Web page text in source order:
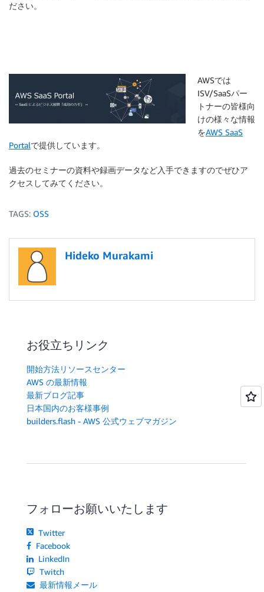
ださい。
AWSでは
ISV/SaaSパー
トナーの皆様向
けの様々な情報
をAWS SaaS
Portalで提供しています。
過去のセミナーの資料や録画データなど入手できますのでぜひア
クセスしてみてください。
TAGS: OSS
Hideko Murakami
お役立ちリンク
開始方法リソースセンター
AWS の最新情報
最新ブログ記事
日本国内のお客様事例
builders.flash - AWS 公式ウェブマガジン
フォローお願いいたします
Twitter
Facebook
LinkedIn
Twitch
最新情報メール